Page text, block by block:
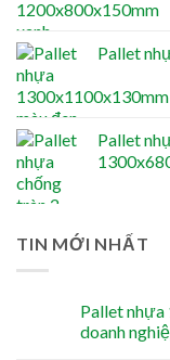
Pallet
Pallet
TIN MỚI NHẤT
Pallet
doanh